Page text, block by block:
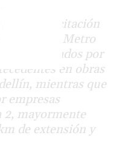
están
de la licitación
línea 2 del Metro
integrados por
en obras
mientras que
empresas
2, mayormente
de extensión y